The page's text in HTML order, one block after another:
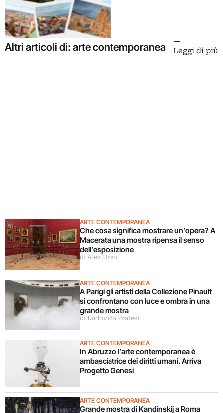
Altri articoli di: arte contemporanea Leggi di più
ARTE CONTEMPORANEA
Che cosa significa mostrare un’opera? A
Macerata una mostra ripensa il senso
dell’esposizione
di Alex Urso
ARTE CONTEMPORANEA
A Parigi gli artisti della Collezione Pinault
si confrontano con luce e ombra in una
grande mostra
di Ludovico Pratesi
ARTE CONTEMPORANEA
In Abruzzo l’arte contemporanea è
ambasciatrice dei diritti umani. Arriva
Progetto Genesi
ARTE CONTEMPORANEA
Grande mostra di Kandinskij a Roma